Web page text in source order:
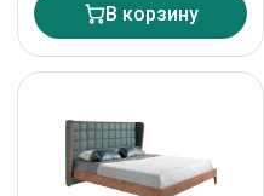
В корзину